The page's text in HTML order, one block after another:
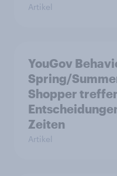
Artikel
YouGov
Spring/
Shopper
Zeiten
Artikel